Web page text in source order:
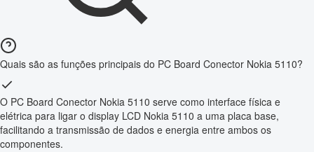
Quais são as funções principais do PC Board Conector Nokia 5110?
O PC Board Conector Nokia 5110 serve como interface física e
elétrica para ligar o display LCD Nokia 5110 a uma placa base,
facilitando a transmissão de dados e energia entre ambos os
componentes.